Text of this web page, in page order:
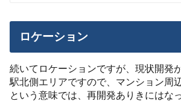
ロケーション
続いてロケーションですが、現状開発
駅北側エリアですので、マンション周
という意味では、再開発ありきにはな